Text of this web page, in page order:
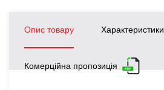
Опис товару Характеристики
Комерційна пропозиція